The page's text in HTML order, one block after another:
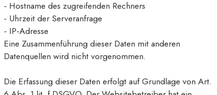
- Hostname des zugreifenden Rechners
- Uhrzeit der Serveranfrage
- IP-Adresse
Eine Zusammenführung dieser Daten mit anderen
Datenquellen wird nicht vorgenommen.
Die Erfassung dieser Daten erfolgt auf Grundlage von Art.